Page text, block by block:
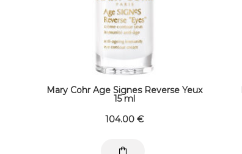
Mary Cohr Age Signes Reverse Yeux
15 ml
104.00 €